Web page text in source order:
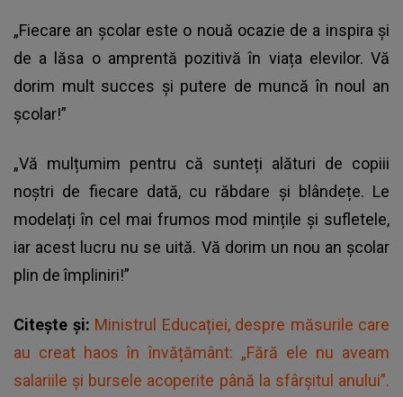
„Fiecare an școlar este o nouă ocazie de a inspira și
de a lăsa o amprentă pozitivă în viața elevilor. Vă
dorim mult succes și putere de muncă în noul an
școlar!”
„Vă mulțumim pentru că sunteți alături de copiii
noștri de fiecare dată, cu răbdare și blândețe. Le
modelați în cel mai frumos mod mințile și sufletele,
iar acest lucru nu se uită. Vă dorim un nou an școlar
plin de împliniri!”
Citește și: Ministrul Educației, despre măsurile care
au creat haos în învățământ: „Fără ele nu aveam
salariile şi bursele acoperite până la sfârşitul anului”.